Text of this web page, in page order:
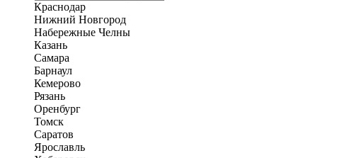
Краснодар
Нижний Новгород
Набережные Челны
Казань
Самара
Барнаул
Кемерово
Рязань
Оренбург
Томск
Саратов
Ярославль